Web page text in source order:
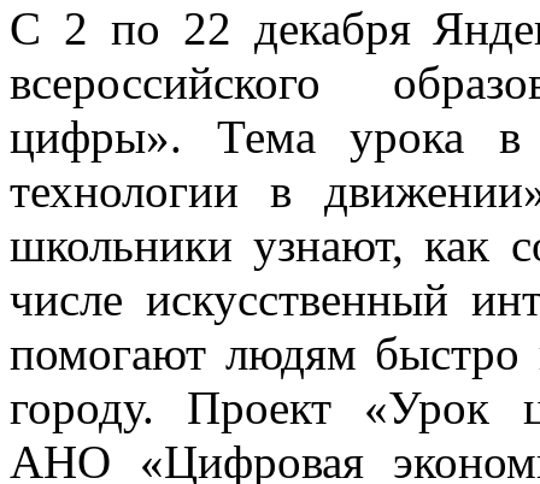
С 2 по 22 декабря
всероссийского
цифры». Тема урока
технологии в
школьники узнают, как
числе искусственный
помогают людям быстро
городу. Проект «Урок
АНО «Цифровая